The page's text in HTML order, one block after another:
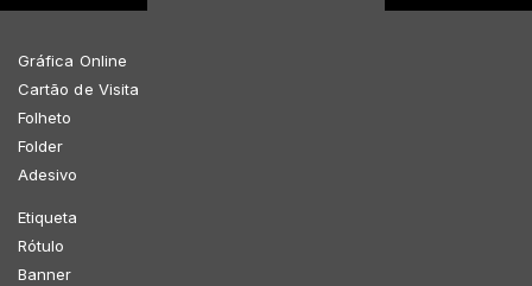
Gráfica Online
Cartão de Visita
Folheto
Folder
Adesivo
Etiqueta
Rótulo
Banner